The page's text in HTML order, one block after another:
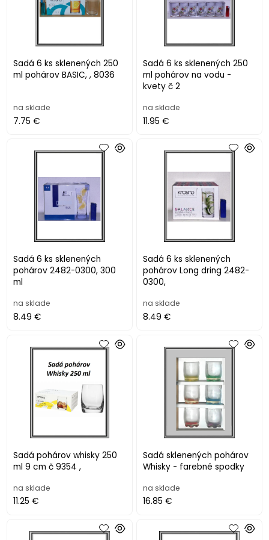
Sadá 6 ks sklenených 250
ml pohárov BASIC, , 8036
na sklade
7.75 €
Sadá 6 ks sklenených 250
ml pohárov na vodu -
kvety č 2
na sklade
11.95 €
Sadá 6 ks sklenených
pohárov 2482-0300, 300
ml
na sklade
8.49 €
Sadá 6 ks sklenených
pohárov Long dring 2482-
0300,
na sklade
8.49 €
Sadá pohárov whisky 250
ml 9 cm č 9354 ,
na sklade
11.25 €
Sadá sklenených pohárov
Whisky - farebné spodky
na sklade
16.85 €